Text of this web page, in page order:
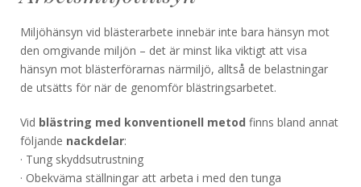
Miljöhänsyn vid blästerarbete innebär inte bara hänsyn mot
den omgivande miljön – det är minst lika viktigt att visa
hänsyn mot blästerförarnas närmiljö, alltså de belastningar
de utsätts för när de genomför blästringsarbetet.
Vid blästring med konventionell metod finns bland annat
följande nackdelar:
· Tung skyddsutrustning
· Obekväma ställningar att arbeta i med den tunga